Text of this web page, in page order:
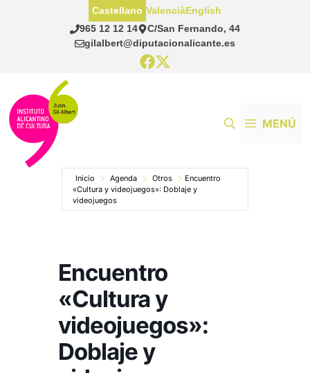
965 12 12 14
C/San Fernando, 44
gilalbert@diputacionalicante.es
Castellano ValenciàEnglish
MENÚ
Inicio Agenda Otros
Encuentro
«Cultura y videojuegos»: Doblaje y
videojuegos
Encuentro
«Cultura y
videojuegos»:
Doblaje y